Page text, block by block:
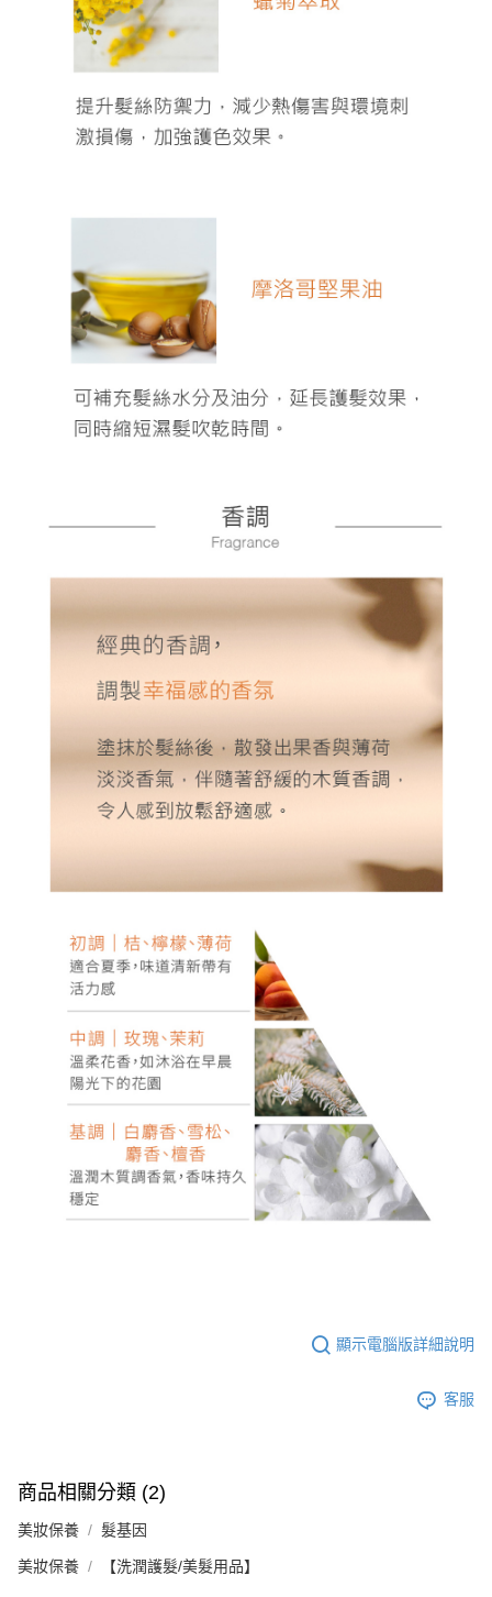
顯示電腦版詳細說明
客服
商品相關分類 (2)
美妝保養 髮基因
美妝保養 【洗潤護髮/美髮用品】